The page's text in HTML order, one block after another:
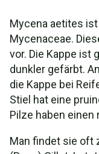
Mycena aetites
Mycenaceae.
vor. Die Kappe ist
dunkler gefärbt.
die Kappe bei
Stiel hat eine
Pilze haben einen
Man findet sie oft